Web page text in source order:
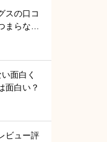
スの口コ
まらな
面白く
面白い？
ビュー評